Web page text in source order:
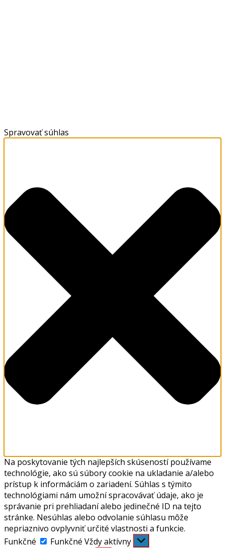
Spravovať súhlas
Na poskytovanie tých najlepších skúseností používame
technológie, ako sú súbory cookie na ukladanie a/alebo
prístup k informáciám o zariadení. Súhlas s týmito
technológiami nám umožní spracovávať údaje, ako je
správanie pri prehliadaní alebo jedinečné ID na tejto
stránke. Nesúhlas alebo odvolanie súhlasu môže
nepriaznivo ovplyvniť určité vlastnosti a funkcie.
Funkčné
Funkčné Vždy aktívny